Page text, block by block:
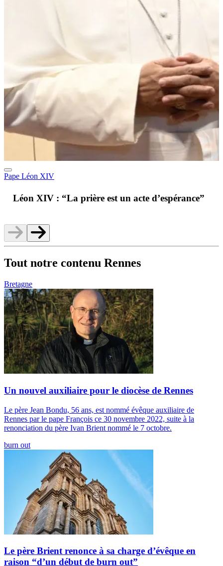
Pape Léon XIV
Léon XIV : “La prière est un acte d’espérance”
Tout notre contenu Rennes
Bretagne
Un nouvel auxiliaire pour le diocèse de Rennes
Le père Jean Bondu, 56 ans, est nommé évêque auxiliaire de
Rennes par le pape François ce 30 novembre 2022, suite à la
renonciation du père Ivan Brient nommé le 7 octobre.
burn out
Le père Brient renonce à sa charge d’évêque en
raison “d’un début de burn out”